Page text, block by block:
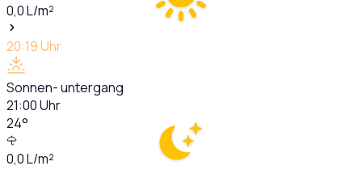
0,0L/m²
20:19Uhr
Sonnen- untergang
21:00Uhr
24°
0,0L/m²